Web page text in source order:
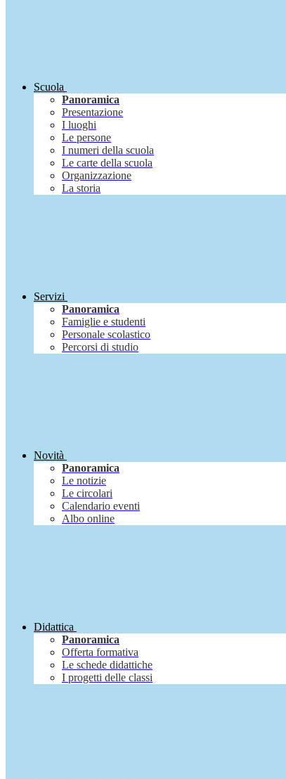
Scuola
Panoramica
Presentazione
I luoghi
Le persone
I numeri della scuola
Le carte della scuola
Organizzazione
La storia
Servizi
Panoramica
Famiglie e studenti
Personale scolastico
Percorsi di studio
Novità
Panoramica
Le notizie
Le circolari
Calendario eventi
Albo online
Didattica
Panoramica
Offerta formativa
Le schede didattiche
I progetti delle classi